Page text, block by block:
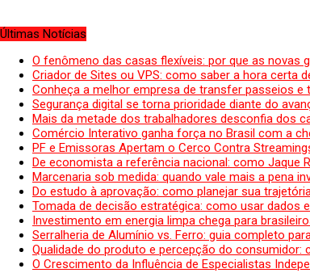
Últimas Notícias
O fenômeno das casas flexíveis: por que as novas
Criador de Sites ou VPS: como saber a hora certa
Conheça a melhor empresa de transfer passeios e
Segurança digital se torna prioridade diante do
Mais da metade dos trabalhadores desconfia dos
Comércio Interativo ganha força no Brasil com a
PF e Emissoras Apertam o Cerco Contra
De economista a referência nacional: como Jaque
Marcenaria sob medida: quando vale mais a pena
Do estudo à aprovação: como planejar sua
Tomada de decisão estratégica: como usar dados
Investimento em energia limpa chega para
Serralheria de Alumínio vs. Ferro: guia completo
Qualidade do produto e percepção do
O Crescimento da Influência de Especialistas